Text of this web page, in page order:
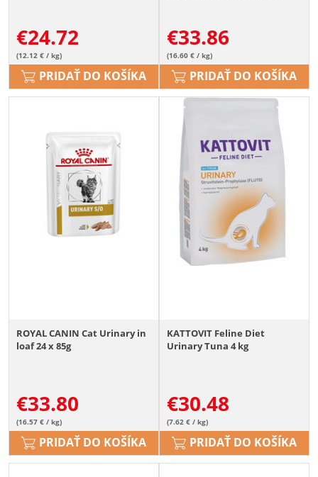
€24.72
(12.12 € / kg)
PRIDAŤ DO KOŠÍKA
€33.86
(16.60 € / kg)
PRIDAŤ DO KOŠÍKA
ROYAL CANIN Cat Urinary in
loaf 24 x 85g
€33.80
(16.57 € / kg)
PRIDAŤ DO KOŠÍKA
KATTOVIT Feline Diet
Urinary Tuna 4 kg
€30.48
(7.62 € / kg)
PRIDAŤ DO KOŠÍKA